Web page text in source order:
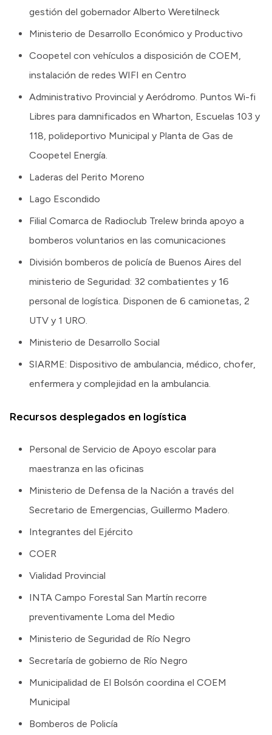
gestión del gobernador Alberto Weretilneck
Ministerio de Desarrollo Económico y Productivo
Coopetel con vehículos a disposición de COEM,
instalación de redes WIFI en Centro
Administrativo Provincial y Aeródromo. Puntos Wi-fi
Libres para damnificados en Wharton, Escuelas 103 y
118, polideportivo Municipal y Planta de Gas de
Coopetel Energía.
Laderas del Perito Moreno
Lago Escondido
Filial Comarca de Radioclub Trelew brinda apoyo a
bomberos voluntarios en las comunicaciones
División bomberos de policía de Buenos Aires del
ministerio de Seguridad: 32 combatientes y 16
personal de logística. Disponen de 6 camionetas, 2
UTV y 1 URO.
Ministerio de Desarrollo Social
SIARME: Dispositivo de ambulancia, médico, chofer,
enfermera y complejidad en la ambulancia.
Recursos desplegados en logística
Personal de Servicio de Apoyo escolar para
maestranza en las oficinas
Ministerio de Defensa de la Nación a través del
Secretario de Emergencias, Guillermo Madero.
Integrantes del Ejército
COER
Vialidad Provincial
INTA Campo Forestal San Martín recorre
preventivamente Loma del Medio
Ministerio de Seguridad de Río Negro
Secretaría de gobierno de Río Negro
Municipalidad de El Bolsón coordina el COEM
Municipal
Bomberos de Policía